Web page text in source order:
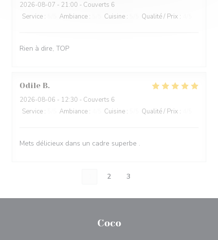
2026-08-07 - 21:00 - Couverts 6
Service : Ambiance : Cuisine : Qualité / Prix :
Rien à dire, TOP
Odile B
2026-08-06 - 12:30 - Couverts 6
Service : Ambiance : Cuisine : Qualité / Prix :
Mets délicieux dans un cadre superbe .
2 3
Coco